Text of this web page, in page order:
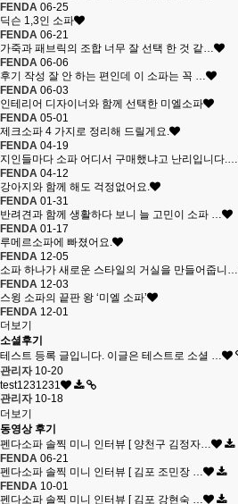
FENDA 06-25
딕슨 1,3인 소파
FENDA 06-21
가죽과 패브릭의 조합 너무 잘 선택 한 것 같…
FENDA 06-06
후기 작성 잘 안 하는 편인데 이 소파는 꼭 …
FENDA 06-03
인테리어 디자이너와 함께 선택한 미엘소파
FENDA 05-01
제크소파 4 가지로 정리해 드릴게요.
FENDA 04-19
지인들마다 소파 어디서 구매했냐고 난리입니다.…
FENDA 04-12
강아지와 함께 해도 걱정없어요.
FENDA 01-31
반려견과 함께 생활하다 보니 늘 고민이 소파 …
FENDA 01-17
루메르소파에 빠졌어요.
FENDA 12-05
소파 하나가 새로운 스타일의 거실을 만들어줍니…
FENDA 12-03
스윙 소파의 끝판 왕 ‘미엘 소파’
FENDA 12-01
더보기
소셜후기
테스트 등록 글입니다. 이글은 테스트로 소셜 …
관리자 10-20
test1231231
관리자 10-18
더보기
동영상 후기
​펜다소파 솔찍 미니 인터뷰 [ 양천구 김정자…
FENDA 06-21
​펜다소파 솔찍 미니 인터뷰 [ 김포 조민장 …
FENDA 10-01
​펜다소파 솔찍 미니 인터뷰 [ 김포 강현숙 …